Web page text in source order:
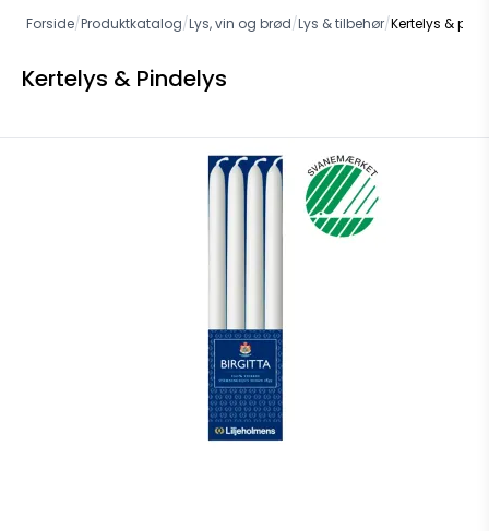
Forside/Produktkatalog/Lys, vin og brød/Lys & tilbehør/Kertelys &
Kertelys & Pindelys